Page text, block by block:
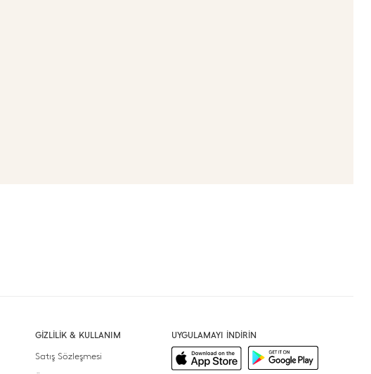
GİZLİLİK & KULLANIM
Satış Sözleşmesi
UYGULAMAYI İNDİRİN